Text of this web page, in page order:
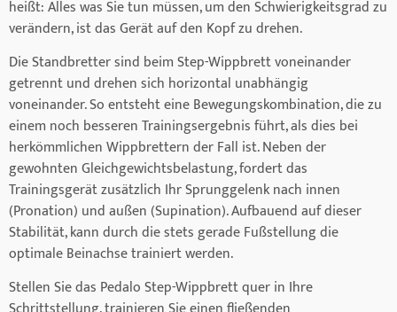
heißt: Alles was Sie tun müssen, um den Schwierigkeitsgrad zu
verändern, ist das Gerät auf den Kopf zu drehen.
Die Standbretter sind beim Step-Wippbrett voneinander
getrennt und drehen sich horizontal unabhängig
voneinander. So entsteht eine Bewegungskombination, die zu
einem noch besseren Trainingsergebnis führt, als dies bei
herkömmlichen Wippbrettern der Fall ist. Neben der
gewohnten Gleichgewichtsbelastung, fordert das
Trainingsgerät zusätzlich Ihr Sprunggelenk nach innen
(Pronation) und außen (Supination). Aufbauend auf dieser
Stabilität, kann durch die stets gerade Fußstellung die
optimale Beinachse trainiert werden.
Stellen Sie das Pedalo Step-Wippbrett quer in Ihre